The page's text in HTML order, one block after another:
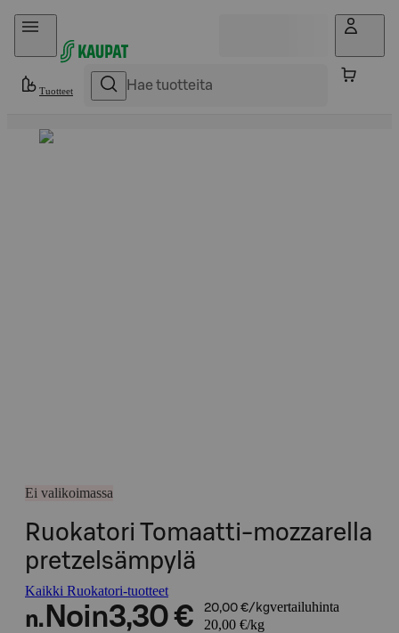
Hyppää sisältöön
Tuotteet
Ei valikoimassa
Ruokatori Tomaatti-mozzarella
pretzelsämpylä
Kaikki Ruokatori-tuotteet
n. Noin3,30 € 20,00 €/kgvertailuhinta
20,00 €/kg